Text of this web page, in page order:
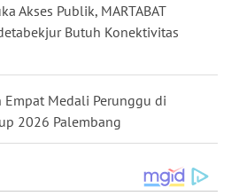
Akses Publik, MARTABAT
Butuh Konektivitas
Empat Medali Perunggu di
2026 Palembang